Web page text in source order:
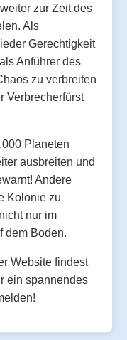
zur Zeit des
Als
Gerechtigkeit
Anführer des
zu verbreiten
Verbrecherfürst
Planeten
ausbreiten und
Andere
Kolonie zu
nur im
dem Boden.
Website findest
ein spannendes